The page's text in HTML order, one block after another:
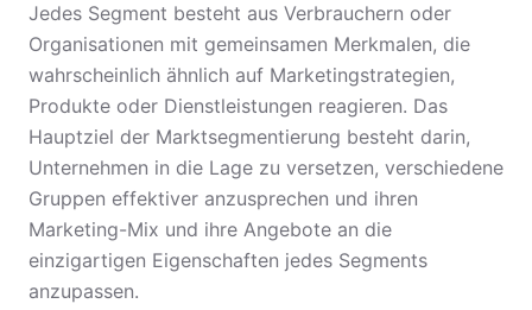
Jedes Segment besteht aus Verbrauchern oder
Organisationen mit gemeinsamen Merkmalen, die
wahrscheinlich ähnlich auf Marketingstrategien,
Produkte oder Dienstleistungen reagieren. Das
Hauptziel der Marktsegmentierung besteht darin,
Unternehmen in die Lage zu versetzen, verschiedene
Gruppen effektiver anzusprechen und ihren
Marketing-Mix und ihre Angebote an die
einzigartigen Eigenschaften jedes Segments
anzupassen.